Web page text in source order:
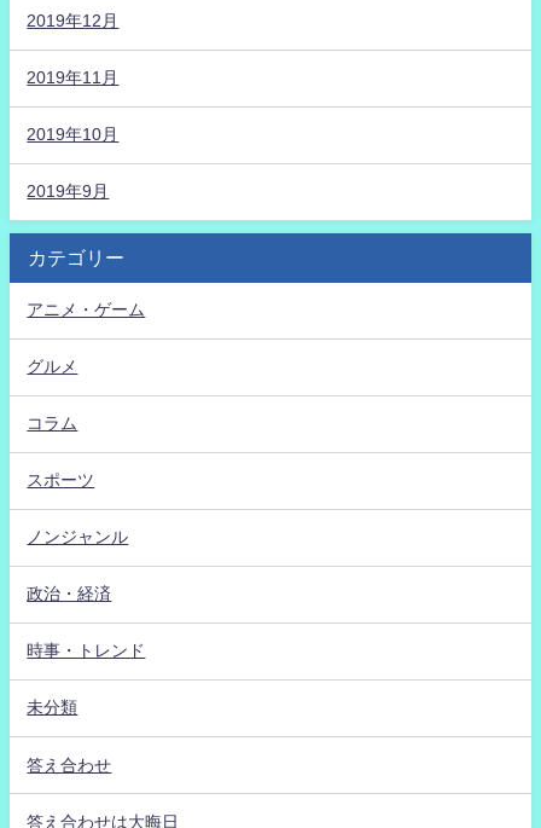
2019年12月
2019年11月
2019年10月
2019年9月
カテゴリー
アニメ・ゲーム
グルメ
コラム
スポーツ
ノンジャンル
政治・経済
時事・トレンド
未分類
答え合わせ
答え合わせは大晦日